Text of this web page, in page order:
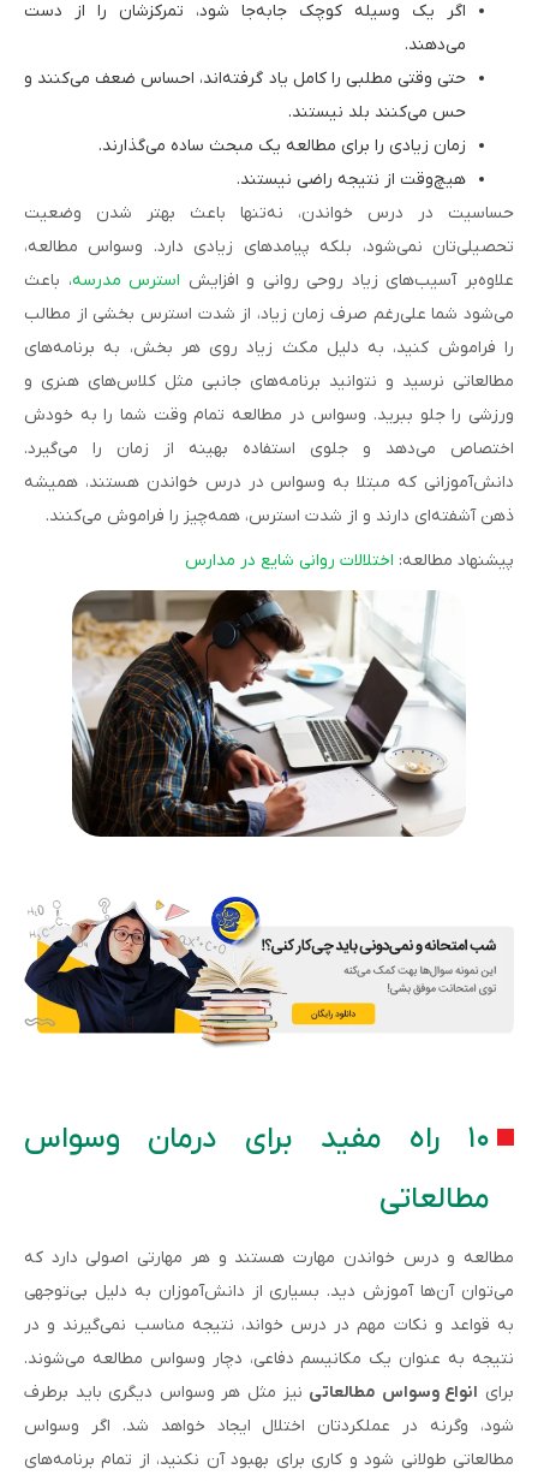
اگر یک وسیله کوچک جابه‌جا شود، تمرکزشان را از دست
می‌دهند.
حتی وقتی مطلبی را کامل یاد گرفته‌اند، احساس ضعف می‌کنند و
حس می‌کنند بلد نیستند.
زمان زیادی را برای مطالعه یک مبحث ساده می‌گذارند.
هیچ‌وقت از نتیجه راضی نیستند.
حساسیت در درس خواندن، نه‌تنها باعث بهتر شدن وضعیت
تحصیلی‌تان نمی‌شود، بلکه پیامدهای زیادی دارد. وسواس مطالعه،
علاوه‌بر آسیب‌های زیاد روحی روانی و افزایش استرس مدرسه، باعث
می‌شود شما علی‌رغم صرف زمان زیاد، از شدت استرس بخشی از مطالب
را فراموش کنید، به دلیل مکث زیاد روی هر بخش، به برنامه‌های
مطالعاتی نرسید و نتوانید برنامه‌های جانبی مثل کلاس‌های هنری و
ورزشی را جلو ببرید. وسواس در مطالعه تمام وقت شما را به خودش
اختصاص می‌دهد و جلوی استفاده بهینه از زمان را می‌گیرد.
دانش‌آموزانی که مبتلا به وسواس در درس خواندن هستند، همیشه
ذهن آشفته‌ای دارند و از شدت استرس، همه‌چیز را فراموش می‌کنند.
پیشنهاد مطالعه: اختلالات روانی شایع در مدارس
۱۰ راه مفید برای درمان وسواس
مطالعاتی
مطالعه و درس خواندن مهارت هستند و هر مهارتی اصولی دارد که
می‌توان آن‌ها آموزش دید. بسیاری از دانش‌آموزان به دلیل بی‌توجهی
به قواعد و نکات مهم در درس خواند، نتیجه مناسب نمی‌گیرند و در
نتیجه به عنوان یک مکانیسم دفاعی، دچار وسواس مطالعه می‌شوند.
برای انواع وسواس مطالعاتی نیز مثل هر وسواس دیگری باید برطرف
شود، وگرنه در عملکردتان اختلال ایجاد خواهد شد. اگر وسواس
مطالعاتی طولانی شود و کاری برای بهبود آن نکنید، از تمام برنامه‌های